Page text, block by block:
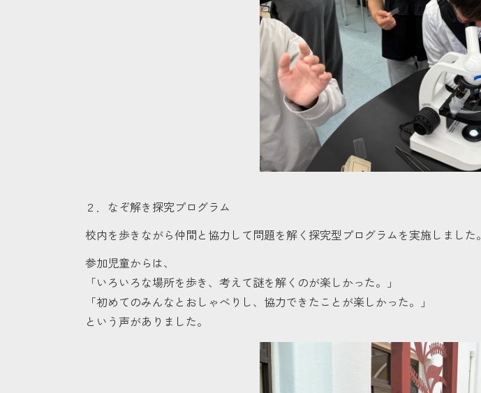
２．なぞ解き探究プログラム
校内を歩きながら仲間と協力して問題を解く探究型プログラムを実施しました。
参加児童からは、
「いろいろな場所を歩き、考えて謎を解くのが楽しかった。」
「初めてのみんなとおしゃべりし、協力できたことが楽しかった。」
という声がありました。